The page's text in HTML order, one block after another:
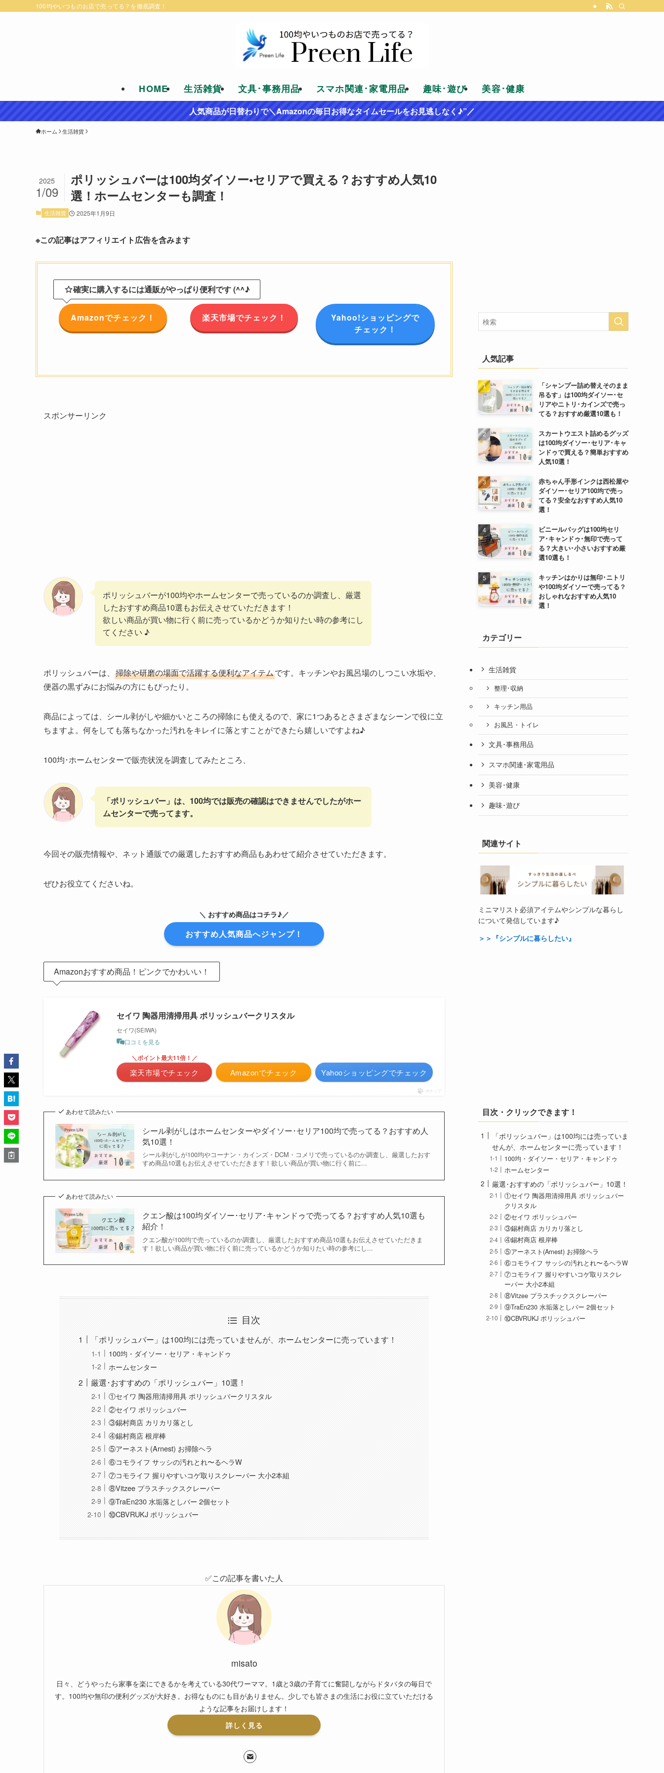
100均やいつものお店で売ってる？を徹底調査！
HOME 生活雑貨 文具･事務用品 スマホ関連･家電用品 趣味･遊び 美容･健康
人気商品が日替わりで＼Amazonの毎日お得なタイムセールをお見逃しなく♪”／
ホーム 生活雑貨
ポリッシュバーは100均ダイソー•セリアで買える？おすすめ人気10
選！ホームセンターも調査！
2025
1/09
生活雑貨 2025年1月9日
※この記事はアフィリエイト広告を含みます
確実に購入するには通販がやっぱり便利です (^^♪
Amazonでチェック！ 楽天市場でチェック！
Yahoo!ショッピングで
チェック！
スポンサーリンク
ポリッシュバーが100均やホームセンターで売っているのか調査し、厳選
したおすすめ商品10選もお伝えさせていただきます！
欲しい商品が買い物に行く前に売っているかどうか知りたい時の参考にし
てください ♪
ポリッシュバーは、 掃除や研磨の場面で活躍する便利なアイテムです。キッチンやお風呂場のしつこい水垢や、
便器の黒ずみにお悩みの方にもぴったり。
商品によっては、シール剥がしや細かいところの掃除にも使えるので、家に1つあるとさまざまなシーンで役に立
ちますよ。何をしても落ちなかった汚れをキレイに落とすことができたら嬉しいですよね♪
100均･ホームセンターで販売状況を調査してみたところ、
「ポリッシュバー」は、100均では販売の確認はできませんでしたがホー
ムセンターで売ってます。
今回その販売情報や、ネット通販での厳選したおすすめ商品もあわせて紹介させていただきます。
ぜひお役立てくださいね。
＼ おすすめ商品はコチラ♪／
おすすめ人気商品へジャンプ！
Amazonおすすめ商品！ピンクでかわいい！
セイワ 陶器用清掃用具 ポリッシュバークリスタル
セイワ(SEIWA)
口コミを見る
Amazonでチェック
＼ポイント最大11倍！／
楽天市場でチェック Yahooショッピングでチェック
ポチップ
あわせて読みたい
シール剥がしはホームセンターやダイソー･セリア100均で売ってる？おすすめ人
気10選！
シール剥がしが100均やコーナン・カインズ・DCM・コメリで売っているのか調査し、厳選したおす
すめ商品10選もお伝えさせていただきます！欲しい商品が買い物に行く前に...
あわせて読みたい
クエン酸は100均ダイソー･セリア･キャンドゥで売ってる？おすすめ人気10選も
紹介！
クエン酸が100均で売っているのか調査し、厳選したおすすめ商品10選もお伝えさせていただきま
す！欲しい商品が買い物に行く前に売っているかどうか知りたい時の参考にし...
目次
「ポリッシュバー」は100均には売っていませんが、ホームセンターに売っています！
100均・ダイソー・セリア・キャンドゥ
ホームセンター
厳選･おすすめの「ポリッシュバー」10選！
①セイワ 陶器用清掃用具 ポリッシュバークリスタル
②セイワ ポリッシュバー
③錫村商店 カリカリ落とし
④錫村商店 根岸棒
⑤アーネスト(Arnest) お掃除ヘラ
⑥コモライフ サッシの汚れとれ〜るヘラW
⑦コモライフ 握りやすいコゲ取りスクレーパー 大小2本組
⑧Vitzee プラスチックスクレーパー
⑨TraEn230 水垢落としバー 2個セット
⑩CBVRUKJ ポリッシュバー
✅この記事を書いた人
misato
日々、どうやったら家事を楽にできるかを考えている30代ワーママ。1歳と3歳の子育てに奮闘しながらドタバタの毎日で
す。100均や無印の便利グッズが大好き。お得なものにも目がありません。少しでも皆さまの生活にお役に立ていただける
ような記事をお届けします！
詳しく見る
人気記事
「シャンプー詰め替えそのまま
吊るす」は100均ダイソー･セ
リアやニトリ･カインズで売っ
てる？おすすめ厳選10選も！
スカートウエスト詰めるグッズ
は100均ダイソー･セリア･キャ
ンドゥで買える？簡単おすすめ
人気10選！
赤ちゃん手形インクは西松屋や
ダイソー･セリア100均で売っ
てる？安全なおすすめ人気10
選！
ビニールバッグは100均セリ
ア･キャンドゥ･無印で売って
る？大きい･小さいおすすめ厳
選10選も！
キッチンはかりは無印･ニトリ
や100均ダイソーで売ってる？
おしゃれなおすすめ人気10
選！
カテゴリー
生活雑貨
整理･収納
キッチン用品
お風呂・トイレ
文具･事務用品
スマホ関連･家電用品
美容･健康
趣味･遊び
関連サイト
ミニマリスト必須アイテムやシンプルな暮らし
について発信しています♪
＞＞『シンプルに暮らしたい』
目次・クリックできます！
「ポリッシュバー」は100均には売っていま
せんが、ホームセンターに売っています！
100均・ダイソー・セリア・キャンドゥ
ホームセンター
厳選･おすすめの「ポリッシュバー」10選！
①セイワ 陶器用清掃用具 ポリッシュバー
クリスタル
②セイワ ポリッシュバー
③錫村商店 カリカリ落とし
④錫村商店 根岸棒
⑤アーネスト(Arnest) お掃除ヘラ
⑥コモライフ サッシの汚れとれ〜るヘラW
⑦コモライフ 握りやすいコゲ取りスクレ
ーパー 大小2本組
⑧Vitzee プラスチックスクレーパー
⑨TraEn230 水垢落としバー 2個セット
⑩CBVRUKJ ポリッシュバー